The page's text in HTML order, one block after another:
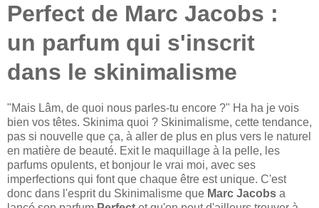
Perfect de Marc Jacobs :
un parfum qui s'inscrit
dans le skinimalisme
"Mais Lâm, de quoi nous parles-tu encore ?" Ha ha je vois
bien vos têtes. Skinima quoi ? Skinimalisme, cette tendance,
pas si nouvelle que ça, à aller de plus en plus vers le naturel
en matière de beauté. Exit le maquillage à la pelle, les
parfums opulents, et bonjour le vrai moi, avec ses
imperfections qui font que chaque être est unique. C'est
donc dans l'esprit du Skinimalisme que Marc Jacobs a